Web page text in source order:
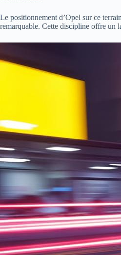
Le positionnement d’Opel sur ce
remarquable. Cette discipline offre un